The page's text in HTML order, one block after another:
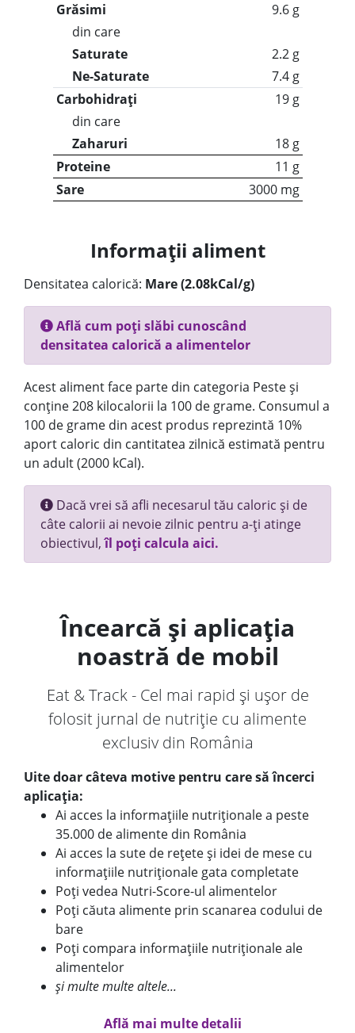
Grăsimi
9.6 g
din care
Saturate
2.2 g
Ne-Saturate
7.4 g
Carbohidrați
19 g
din care
Zaharuri
18 g
Proteine
11 g
Sare
3000 mg
Informații aliment
Densitatea calorică: Mare (2.08kCal/g)
Află cum poți slăbi cunoscând
densitatea calorică a alimentelor
Acest aliment face parte din categoria Peste și
conține 208 kilocalorii la 100 de grame. Consumul a
100 de grame din acest produs reprezintă 10%
aport caloric din cantitatea zilnică estimată pentru
un adult (2000 kCal).
Dacă vrei să afli necesarul tău caloric și de
câte calorii ai nevoie zilnic pentru a-ți atinge
obiectivul,îl poți calcula aici.
Încearcă și aplicația
noastră de mobil
Eat & Track - Cel mai rapid și ușor de
folosit jurnal de nutriție cu alimente
exclusiv din România
Uite doar câteva motive pentru care să încerci
aplicația:
Ai acces la informațiile nutriționale a peste
35.000 de alimente din România
Ai acces la sute de rețete și idei de mese cu
informațiile nutriționale gata completate
Poți vedea Nutri-Score-ul alimentelor
Poți căuta alimente prin scanarea codului de
bare
Poți compara informațiile nutriționale ale
alimentelor
și multe multe altele...
Află mai multe detalii